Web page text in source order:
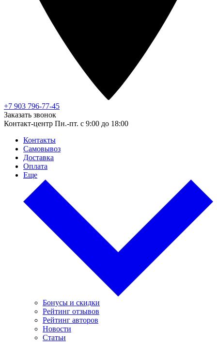
+7 903 796-77-45
Заказать звонок
Контакт-центр Пн.-пт. с 9:00 до 18:00
Контакты
Самовывоз
Доставка
Оплата
Еще
Бонусы и скидки
Рейтинг отзывов
Рейтинг авторов
Новости
Статьи